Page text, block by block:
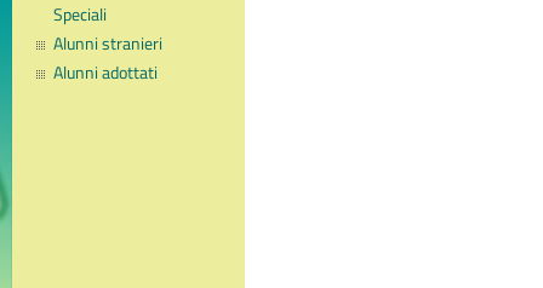
Speciali
Alunni stranieri
Alunni adottati